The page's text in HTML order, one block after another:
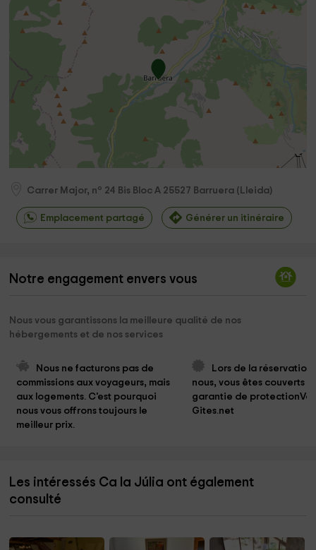
Carrer Major, nº 24 Bis Bloc A 25527 Barruera ( Lleida)
Emplacement partagé Générer un itinéraire
Notre engagement envers vous
Nous vous garantissons la meilleure qualité de nos
hébergements et de nos services
Nous ne facturons pas de
commissions aux voyageurs, mais
aux logements. C'est pourquoi
nous vous offrons toujours le
meilleur prix.
Lors de la
nous, vous êtes couverts
garantie de
Gites.net
Les intéressés Ca la Júlia ont également
consulté